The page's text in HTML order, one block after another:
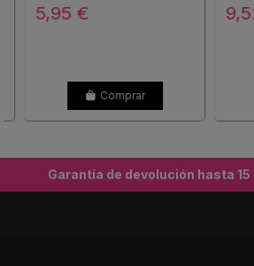
5,95 €
Comprar
Garantía de devolución hasta 15